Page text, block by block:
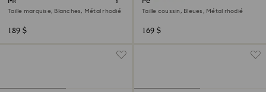
Taille marquise, Blanches, Métal rhodié
189 $
Taille coussin, Bleues, Métal rhodié
169 $